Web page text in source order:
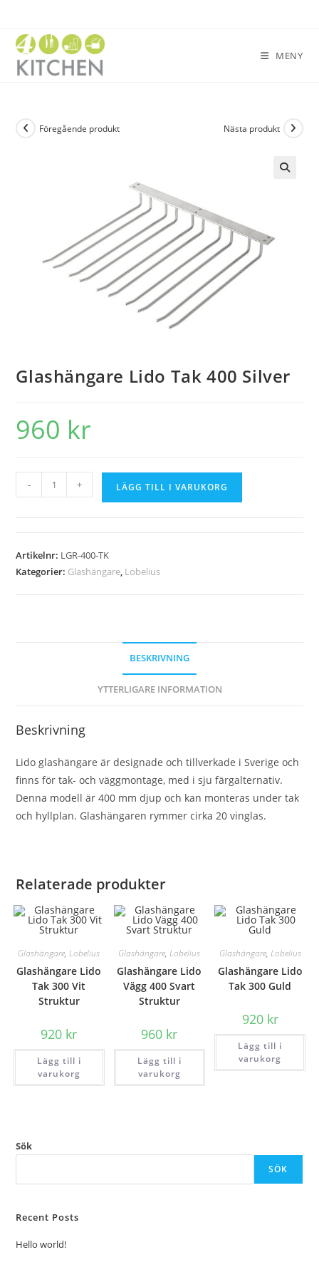
MENY
Föregående produkt Nästa produkt
Glashängare Lido Tak 400 Silver
960 kr
- + LÄGG TILL I VARUKORG
Artikelnr: LGR-400-TK
Kategorier: Glashängare, Lobelius
BESKRIVNING
YTTERLIGARE INFORMATION
Beskrivning
Lido glashängare är designade och tillverkade i Sverige och
finns för tak- och väggmontage, med i sju färgalternativ.
Denna modell är 400 mm djup och kan monteras under tak
och hyllplan. Glashängaren rymmer cirka 20 vinglas.
Relaterade produkter
Glashängare,Lobelius
Glashängare Lido
Tak 300 Vit
Struktur
920 kr
Lägg till i
varukorg
Glashängare,Lobelius
Glashängare Lido
Vägg 400 Svart
Struktur
960 kr
Lägg till i
varukorg
Glashängare, Lobelius
Glashängare Lido
Tak 300 Guld
920 kr
Lägg till i
varukorg
Sök
SÖK
Recent Posts
Hello world!